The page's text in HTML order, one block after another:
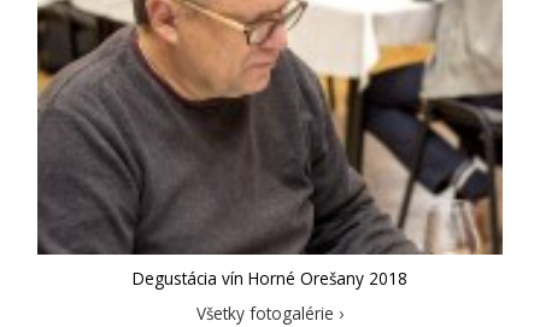
Degustácia vín Horné Orešany 2018
Všetky fotogalérie ›